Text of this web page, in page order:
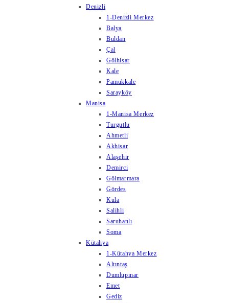
Denizli
1-Denizli Merkez
Balya
Buldan
Çal
Gölhisar
Kale
Pamukkale
Sarayköy
Manisa
1-Manisa Merkez
Turgutlu
Ahmetli
Akhisar
Alaşehir
Demirci
Gölmarmara
Gördes
Kula
Salihli
Saruhanlı
Soma
Kütahya
1-Kütahya Merkez
Altıntaş
Dumlupınar
Emet
Gediz